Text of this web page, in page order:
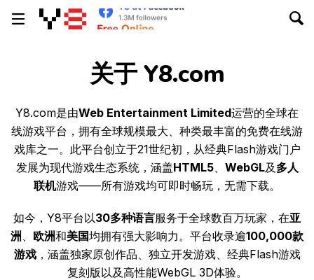
关于 Y8.com
Y8.com是由Web Entertainment Limited运营的全球在
线游戏平台，拥有全球规模最大、种类最丰富的免费在线游
戏库之一。此平台创立于21世纪初，从经典Flash游戏门户
发展为现代游戏生态系统，涵盖HTML5、 WebGL及 多人
联机游戏——所有游戏均可即时畅玩，无需下载。
如今，Y8平台以30多种语言服务于全球数百万玩家，在亚
洲 、 欧洲和美国均拥有强大影响力。平台收录逾100,000款
游戏，涵盖独家原创作品、独立开发游戏、经典Flash游戏
复刻版以及高性能WebGL 3D体验。